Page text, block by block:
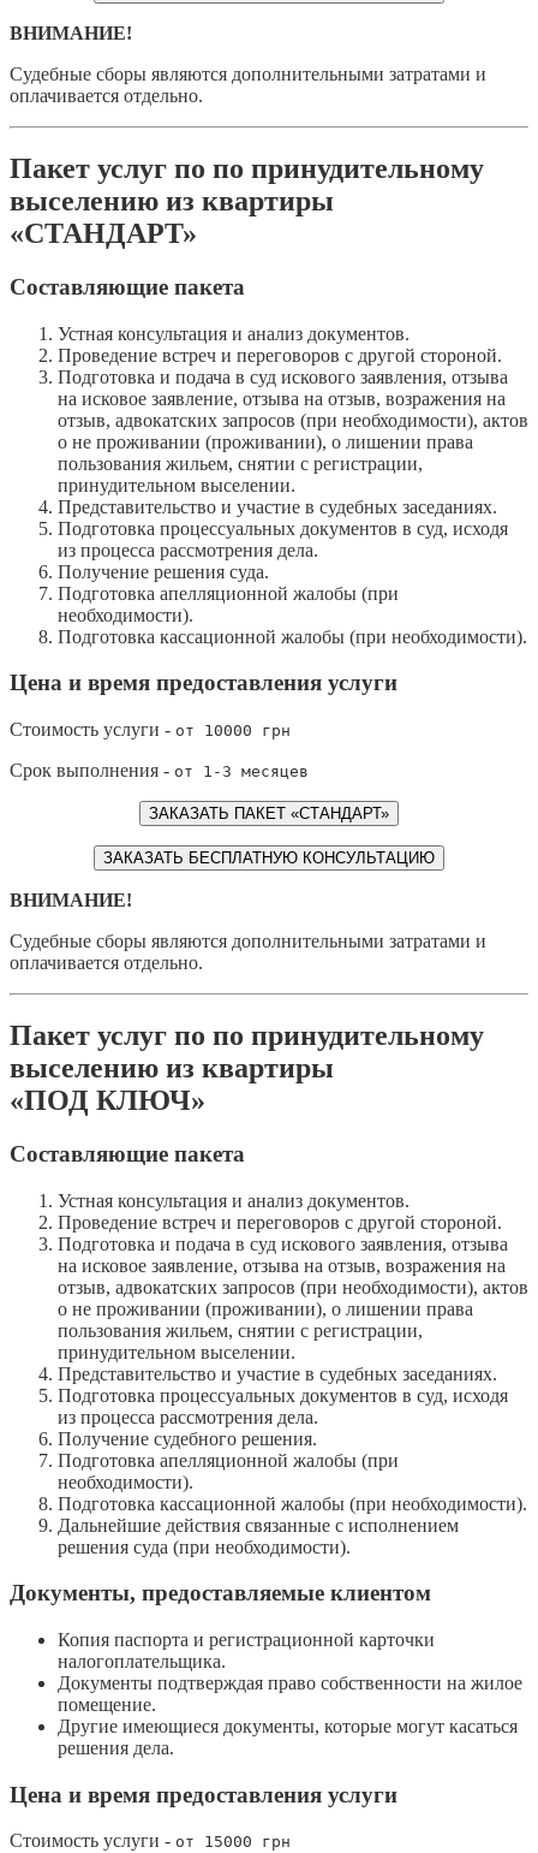
ВНИМАНИЕ!
Судебные сборы являются дополнительными затратами и
оплачивается отдельно.
Пакет услуг по по принудительному
выселению из квартиры
«СТАНДАРТ»
Составляющие пакета
Устная консультация и анализ документов.
Проведение встреч и переговоров с другой стороной.
Подготовка и подача в суд искового заявления, отзыва
на исковое заявление, отзыва на отзыв, возражения на
отзыв, адвокатских запросов (при необходимости), актов
о не проживании (проживании), о лишении права
пользования жильем, снятии с регистрации,
принудительном выселении.
Представительство и участие в судебных заседаниях.
Подготовка процессуальных документов в суд, исходя
из процесса рассмотрения дела.
Получение решения суда.
Подготовка апелляционной жалобы (при
необходимости).
Подготовка кассационной жалобы (при необходимости).
Цена и время предоставления услуги
Стоимость услуги - от 10000 грн
Срок выполнения - от 1-3 месяцев
ЗАКАЗАТЬ ПАКЕТ «СТАНДАРТ»
ЗАКАЗАТЬ БЕСПЛАТНУЮ КОНСУЛЬТАЦИЮ
ВНИМАНИЕ!
Судебные сборы являются дополнительными затратами и
оплачивается отдельно.
Пакет услуг по по принудительному
выселению из квартиры
«ПОД КЛЮЧ»
Составляющие пакета
Устная консультация и анализ документов.
Проведение встреч и переговоров с другой стороной.
Подготовка и подача в суд искового заявления, отзыва
на исковое заявление, отзыва на отзыв, возражения на
отзыв, адвокатских запросов (при необходимости), актов
о не проживании (проживании), о лишении права
пользования жильем, снятии с регистрации,
принудительном выселении.
Представительство и участие в судебных заседаниях.
Подготовка процессуальных документов в суд, исходя
из процесса рассмотрения дела.
Получение судебного решения.
Подготовка апелляционной жалобы (при
необходимости).
Подготовка кассационной жалобы (при необходимости).
Дальнейшие действия связанные с исполнением
решения суда (при необходимости).
Документы, предоставляемые клиентом
Копия паспорта и регистрационной карточки
налогоплательщика.
Документы подтверждая право собственности на жилое
помещение.
Другие имеющиеся документы, которые могут касаться
решения дела.
Цена и время предоставления услуги
Стоимость услуги - от 15000 грн